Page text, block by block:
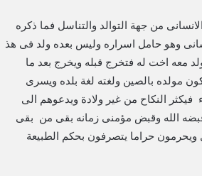
من جهة التوالد والتناسل فما ذکره
وهو حامل اسراره ولیس بعده ولد فی هذ
معه اخت له فتخرج قبله ویخرج بعد ما
مولده بالصین ولغته لغة بلده ویسری
فیکثر النکاح من غیر ولادة ویدعوهم الی
قبضه الله وقبض مؤمنی زمانه بقی من بقی
ویحرمون حراما یتصرفون بحکم الطبیعة